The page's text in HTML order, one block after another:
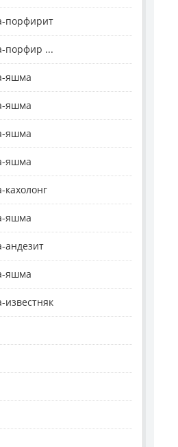
порфирит
порфир ...
яшма
яшма
яшма
яшма
яшма
андезит
яшма
известняк